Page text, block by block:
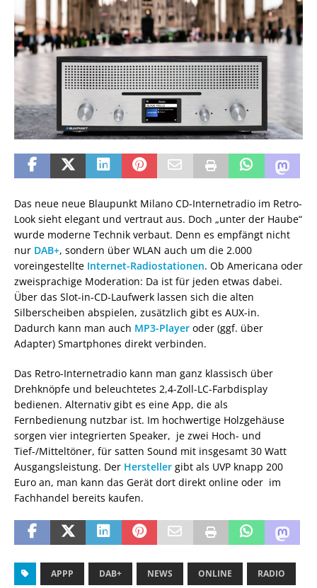
Das neue neue Blaupunkt Milano CD-Internetradio im Retro-
Look sieht elegant und vertraut aus. Doch „unter der Haube“
wurde moderne Technik verbaut. Denn es empfängt nicht
nur DAB+, sondern über WLAN auch um die 2.000
voreingestellte Internet-Radiostationen. Ob Americana oder
zweisprachige Moderation: Da ist für jeden etwas dabei.
Über das Slot-in-CD-Laufwerk lassen sich die alten
Silberscheiben abspielen, zusätzlich gibt es AUX-in.
Dadurch kann man auch MP3-Player oder (ggf. über
Adapter) Smartphones direkt verbinden.
Das Retro-Internetradio kann man ganz klassisch über
Drehknöpfe und beleuchtetes 2,4-Zoll-LC-Farbdisplay
bedienen. Alternativ gibt es eine App, die als
Fernbedienung nutzbar ist. Im hochwertige Holzgehäuse
sorgen vier integrierten Speaker, je zwei Hoch- und
Tief-/Mitteltöner, für satten Sound mit insgesamt 30 Watt
Ausgangsleistung. Der Hersteller gibt als UVP knapp 200
Euro an, man kann das Gerät dort direkt online oder im
Fachhandel bereits kaufen.
APPP DAB+ NEWS ONLINE RADIO